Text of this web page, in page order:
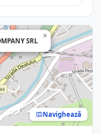
SRL
×
Navighează